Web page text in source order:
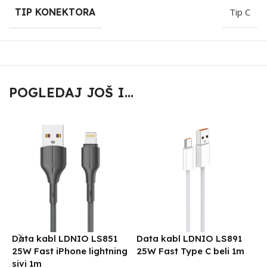
TIP KONEKTORA Tip C
POGLEDAJ JOŠ I...
Data kabl LDNIO LS851
25W Fast iPhone lightning
sivi 1m
Data kabl LDNIO LS891
25W Fast Type C beli 1m